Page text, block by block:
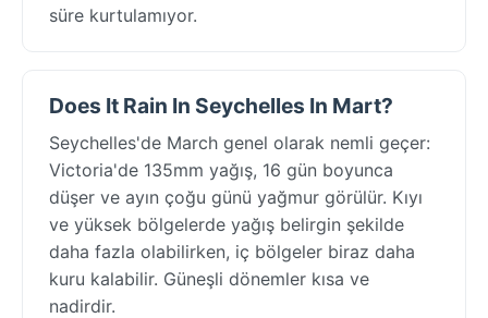
süre kurtulamıyor.
Does It Rain In Seychelles In Mart?
Seychelles'de March genel olarak nemli geçer:
Victoria'de 135mm yağış, 16 gün boyunca
düşer ve ayın çoğu günü yağmur görülür. Kıyı
ve yüksek bölgelerde yağış belirgin şekilde
daha fazla olabilirken, iç bölgeler biraz daha
kuru kalabilir. Güneşli dönemler kısa ve
nadirdir.